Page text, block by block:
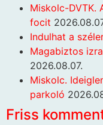
Miskolc-DVTK.
focit
Indulhat a
Magabiztos
2026.08.07.
Miskolc.
parkoló
Friss